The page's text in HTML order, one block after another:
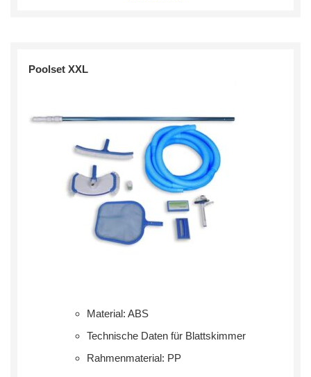
Poolset XXL
Material: ABS
Technische Daten für Blattskimmer
Rahmenmaterial: PP